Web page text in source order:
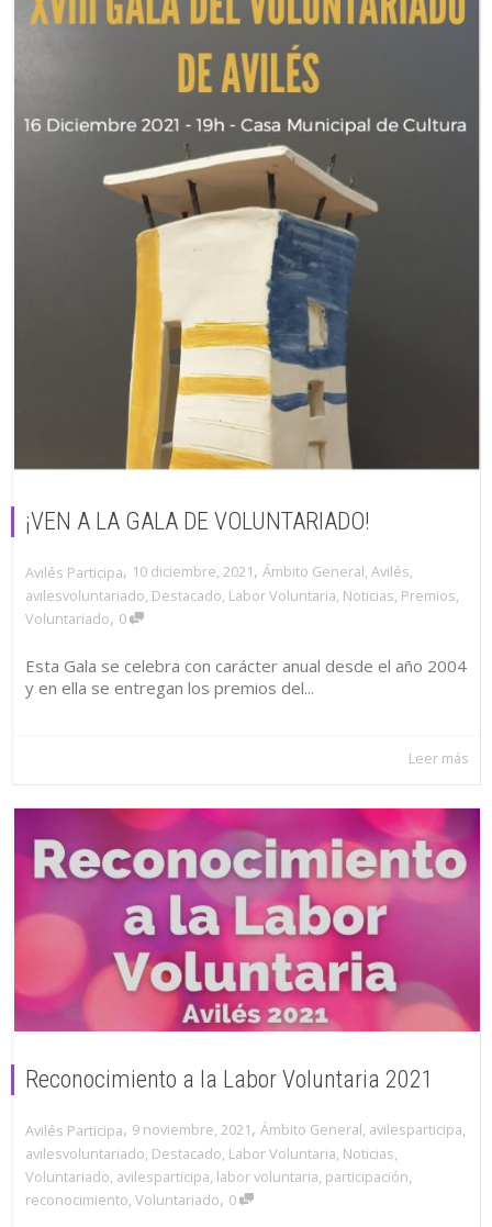
¡VEN A LA GALA DE VOLUNTARIADO!
Avilés Participa, 10 diciembre, 2021, Ámbito General, Avilés,
avilesvoluntariado, Destacado, Labor Voluntaria, Noticias, Premios,
Voluntariado, 0
Esta Gala se celebra con carácter anual desde el año 2004
y en ella se entregan los premios del...
Leer más
Reconocimiento a la Labor Voluntaria 2021
Avilés Participa, 9 noviembre, 2021, Ámbito General, avilesparticipa,
avilesvoluntariado, Destacado, Labor Voluntaria, Noticias,
Voluntariado, avilesparticipa, labor voluntaria, participación,
reconocimiento, Voluntariado, 0